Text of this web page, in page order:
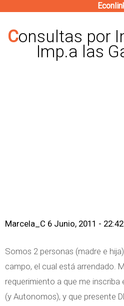
contenido
principal
Consultas por Inscripcion en
Imp.a las
Marcela_C 6 Junio, 2011 - 22:42
Somos 2 personas (madre e
campo, el cual está arrendado.
requerimiento a que me inscriba
(y Autonomos), y que presente